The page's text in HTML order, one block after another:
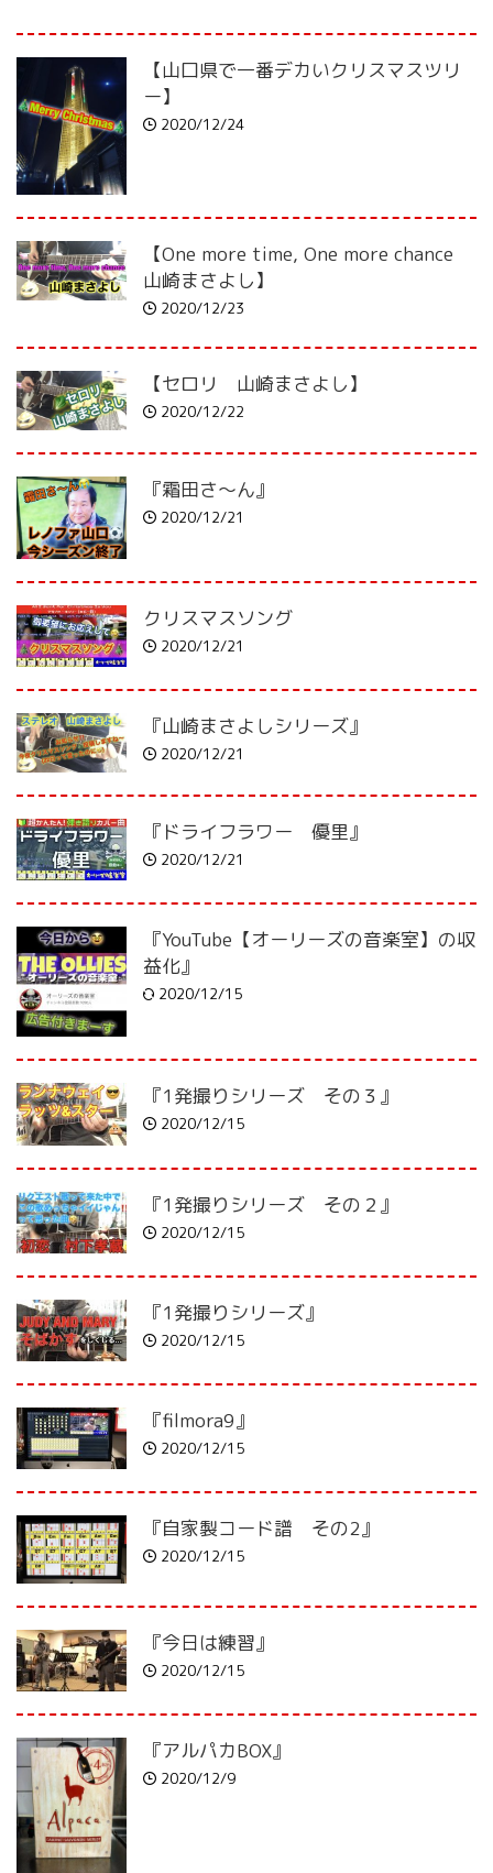
【山口県で一番デカいクリスマスツリ
ー】
2020/12/24
【One more time, One more chance
山崎まさよし】
2020/12/23
【セロリ 山崎まさよし】
2020/12/22
『霜田さ～ん』
2020/12/21
クリスマスソング
2020/12/21
『山崎まさよしシリーズ』
2020/12/21
『ドライフラワー 優里』
2020/12/21
『YouTube【オーリーズの音楽室】の収
益化』
2020/12/15
『1発撮りシリーズ その３』
2020/12/15
『1発撮りシリーズ その２』
2020/12/15
『1発撮りシリーズ』
2020/12/15
『filmora9』
2020/12/15
『自家製コード譜 その2』
2020/12/15
『今日は練習』
2020/12/15
『アルパカBOX』
2020/12/9